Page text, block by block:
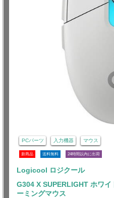
PCパーツ 入力機器 マウス
新商品 送料無料 24時間以内に出荷
Logicool ロジクール
G304 X SUPERLIGHT ホワ
ーミングマウス